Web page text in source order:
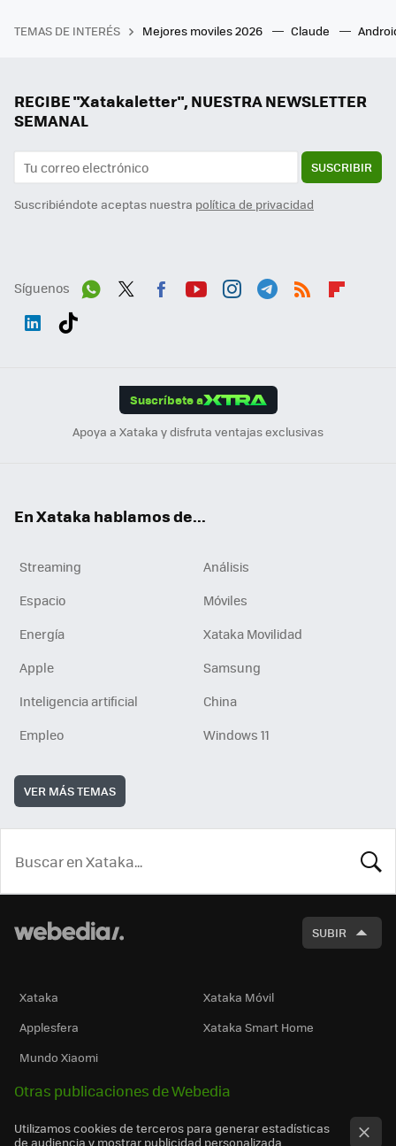
TEMAS DE INTERÉS Mejores moviles 2026 Claude
RECIBE "Xatakaletter", NUESTRA NEWSLETTER
SEMANAL
SUSCRIBIR
Suscribiéndote aceptas nuestra política de privacidad
Síguenos
Suscríbete a
Apoya a Xataka y disfruta ventajas exclusivas
En Xataka hablamos de...
Streaming
Análisis
Espacio
Móviles
Energía
Xataka Movilidad
Apple
Samsung
Inteligencia artificial
China
Empleo
Windows 11
VER MÁS TEMAS
SUBIR
Xataka
Xataka Móvil
Applesfera
Xataka Smart Home
Mundo Xiaomi
Otras publicaciones de Webedia
Utilizamos cookies de terceros para generar estadísticas
de audiencia y mostrar publicidad personalizada